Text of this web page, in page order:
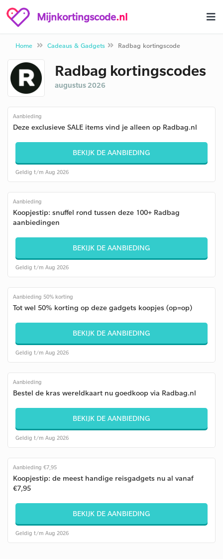
Mijnkortingscode.nl
Home Cadeaus & Gadgets Radbag kortingscode
Radbag kortingscodes
augustus 2026
Aanbieding
Deze exclusieve SALE items vind je alleen op Radbag.nl
BEKIJK DE AANBIEDING
Geldig t/m Aug 2026
Aanbieding
Koopjestip: snuffel rond tussen deze 100+ Radbag
aanbiedingen
BEKIJK DE AANBIEDING
Geldig t/m Aug 2026
Aanbieding 50% korting
Tot wel 50% korting op deze gadgets koopjes (op=op)
BEKIJK DE AANBIEDING
Geldig t/m Aug 2026
Aanbieding
Bestel de kras wereldkaart nu goedkoop via Radbag.nl
BEKIJK DE AANBIEDING
Geldig t/m Aug 2026
Aanbieding €7,95
Koopjestip: de meest handige reisgadgets nu al vanaf
€7,95
BEKIJK DE AANBIEDING
Geldig t/m Aug 2026